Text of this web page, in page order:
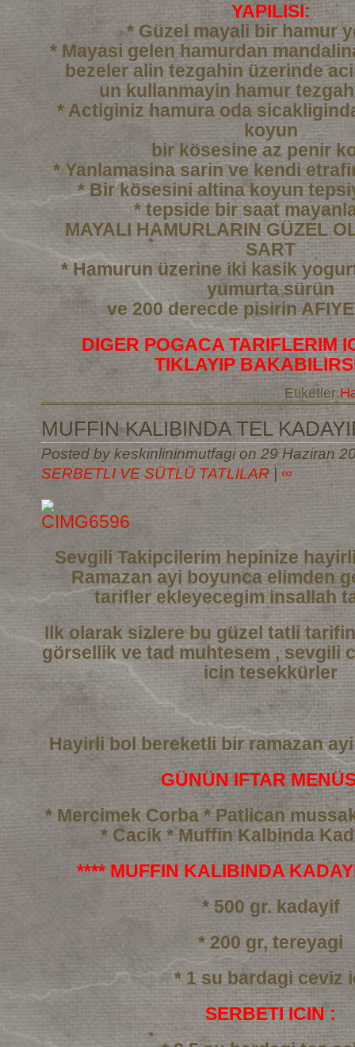
YAPILISI:
* Güzel mayali bir hamur
* Mayasi gelen hamurdan
bezeler alin tezgahin üzerinde
un kullanmayin hamur
* Actiginiz hamura oda
koyun
bir kösesine az penir
* Yanlamasina sarin ve kendi
* Bir kösesini altina koyun
* tepside bir saat
MAYALI HAMURLARIN GÜZEL
SART
* Hamurun üzerine iki kasik
yumurta sürün
ve 200 derecde pisirin
DIGER POGACA TARIFLERIM
TIKLAYIP
Etiketler:
MUFFIN KALIBINDA TEL
Posted by keskinlininmutfagi on 29 Haziran
SERBETLI VE SÜTLÜ TATLILAR
∞
Sevgili Takipcilerim hepinize
Ramazan ayi boyunca elimden
tarifler ekleyecegim insallah
Ilk olarak sizlere bu güzel tatli
görsellik ve tad muhtesem , sevgili
icin tesekkürler
Hayirli bol bereketli bir ramazan
GÜNÜN IFTAR
* Mercimek Corba * Patlican
* Cacik* Muffin Kalbinda
**** MUFFIN KALIBINDA
* 500 gr. kadayif
* 200 gr, tereyagi
* 1 su bardagi ceviz
SERBETI ICIN :